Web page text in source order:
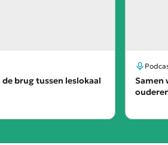
brug tussen leslokaal
Samen